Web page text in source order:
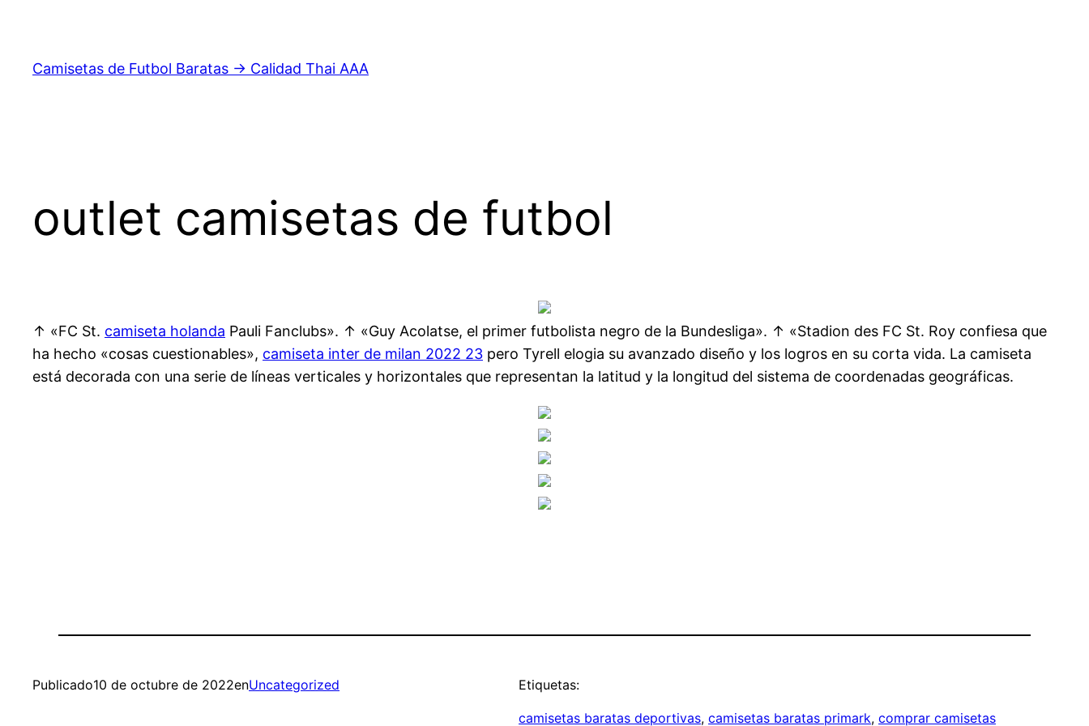
contenido
Camisetas de Futbol Baratas → Calidad Thai AAA
outlet camisetas de futbol
↑ «FC St. camiseta holanda Pauli Fanclubs». ↑ «Guy Acolatse, el primer futbolista negro de la Bundesliga». ↑ «Stadion des FC St. Roy confiesa que
ha hecho «cosas cuestionables», camiseta inter de milan 2022 23 pero Tyrell elogia su avanzado diseño y los logros en su corta vida. La camiseta
está decorada con una serie de líneas verticales y horizontales que representan la latitud y la longitud del sistema de coordenadas geográficas.
Publicado10 de octubre de 2022enUncategorized Etiquetas:
camisetas baratas deportivas, camisetas baratas primark, comprar camisetas